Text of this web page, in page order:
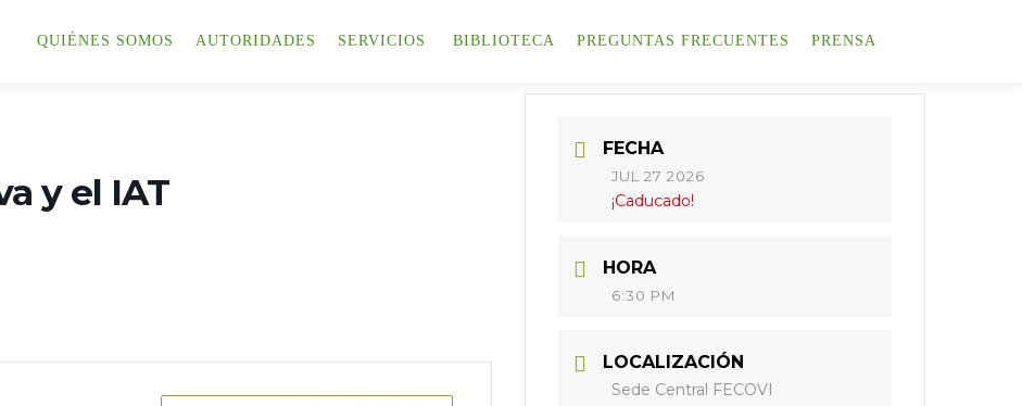
QUIÉNES SOMOS AUTORIDADES SERVICIOS BIBLIOTECA PREGUNTAS FRECUENTES PRENSA
y el IAT
FECHA
JUL 27 2026
¡Caducado!
HORA
6:30 PM
LOCALIZACIÓN
Sede Central FECOVI